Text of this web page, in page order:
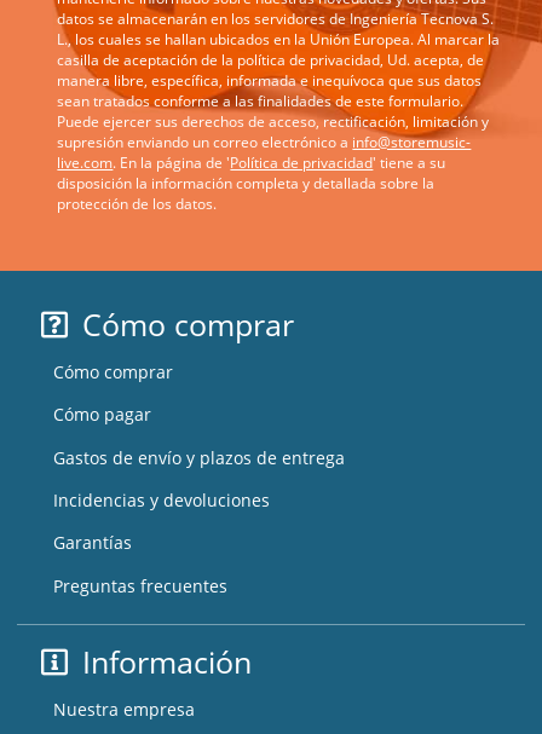
datos se almacenarán en los servidores de Ingeniería Tecnova S.
L., los cuales se hallan ubicados en la Unión Europea. Al marcar la
casilla de aceptación de la política de privacidad, Ud. acepta, de
manera libre, específica, informada e inequívoca que sus datos
sean tratados conforme a las finalidades de este formulario.
Puede ejercer sus derechos de acceso, rectificación, limitación y
supresión enviando un correo electrónico a info@storemusic-
live.com. En la página de 'Política de privacidad' tiene a su
disposición la información completa y detallada sobre la
protección de los datos.
Cómo comprar
Cómo comprar
Cómo pagar
Gastos de envío y plazos de entrega
Incidencias y devoluciones
Garantías
Preguntas frecuentes
Información
Nuestra empresa